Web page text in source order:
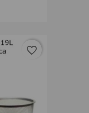
favorite_border